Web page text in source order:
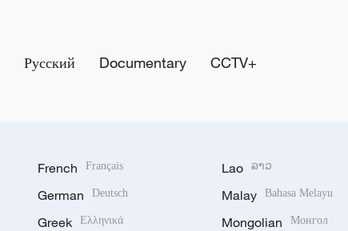
Русский Documentary CCTV+
French Français
German Deutsch
Greek Ελληνικά
Lao ລາວ
Malay Bahasa Melayu
Mongolian Монгол